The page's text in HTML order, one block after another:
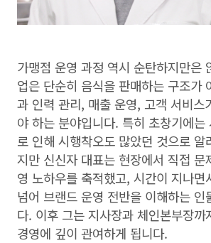
가맹점 운영 과정 역시 순탄하지만은
업은 단순히 음식을 판매하는 구조가
과 인력 관리, 매출 운영, 고객 서비스
야 하는 분야입니다. 특히 초창기에는
로 인해 시행착오도 많았던 것으로 알
지만 신신자 대표는 현장에서 직접 문
영 노하우를 축적했고, 시간이 지나면
넘어 브랜드 운영 전반을 이해하는 인
다. 이후 그는 지사장과 체인본부장까
경영에 깊이 관여하게 됩니다.